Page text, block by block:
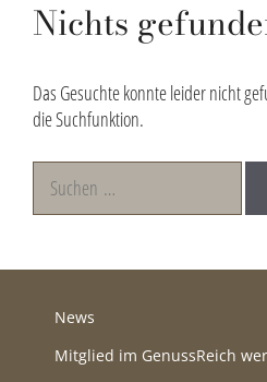
Nichts
Das Gesuchte konnte leider nicht
die Suchfunktion.
Suchen
nach:
News
Mitglied im GenussReich